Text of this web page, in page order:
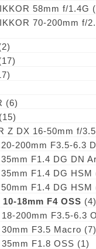
58mm f/1.4G
70-200mm f/
(6)
(15)
Z DX 16-50mm f/
200mm F3.5-6.3
F1.4 DG DN
F1.4 DG HSM
F1.4 DG HSM
18mm F4 OSS (4)
200mm F3.5-6.3
F3.5 Macro (7)
F1.8 OSS (1)